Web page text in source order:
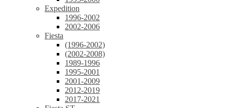
Expedition
1996-2002
2002-2006
Fiesta
(1996-2002)
(2002-2008)
1989-1996
1995-2001
2001-2009
2012-2019
2017-2021